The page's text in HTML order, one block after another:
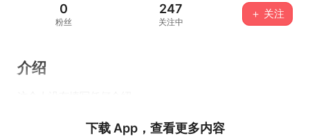
0
粉丝
247
关注中
＋ 关注
介绍
下载 App，查看更多内容